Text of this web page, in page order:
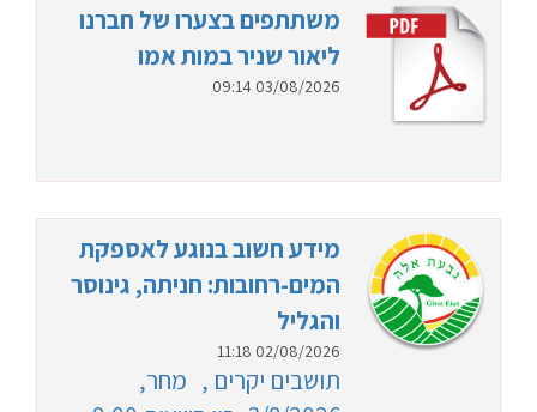
משתתפים בצערו של חברנו
ליאור שניר במות אמו
03/08/2026 09:14
מידע חשוב בנוגע לאספקת
המים-רחובות: חניתה, גינוסר
והגליל
02/08/2026 11:18
תושבים יקרים , מחר,